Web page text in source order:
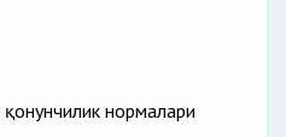
нормалари